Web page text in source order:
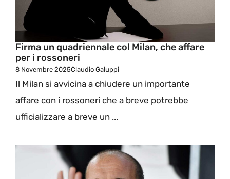
Firma un quadriennale col Milan, che affare
per i rossoneri
8 Novembre 2025Claudio Galuppi
Il Milan si avvicina a chiudere un importante
affare con i rossoneri che a breve potrebbe
ufficializzare a breve un ...